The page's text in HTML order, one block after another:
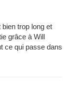
trop long et
grâce à Will
ce qui passe dans